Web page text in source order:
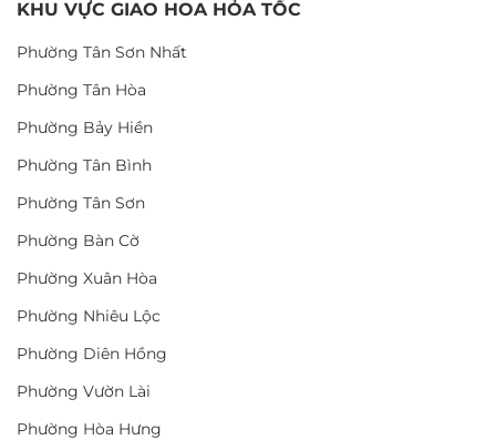
KHU VỰC GIAO HOA HỎA TỐC
Phường Tân Sơn Nhất
Phường Tân Hòa
Phường Bảy Hiền
Phường Tân Bình
Phường Tân Sơn
Phường Bàn Cờ
Phường Xuân Hòa
Phường Nhiêu Lộc
Phường Diên Hồng
Phường Vườn Lài
Phường Hòa Hưng